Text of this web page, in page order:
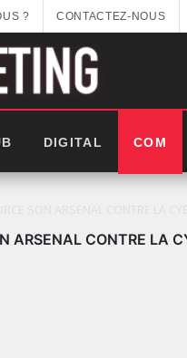
? CONTACTEZ-NOUS
DIGITAL COM
ARSENAL CONTRE LA